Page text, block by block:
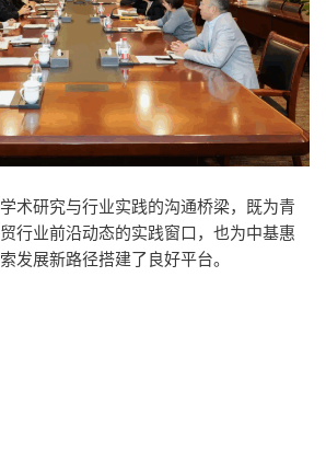
术研究与行业实践的沟通桥梁，既为青
行业前沿动态的实践窗口，也为中基惠
发展新路径搭建了良好平台。